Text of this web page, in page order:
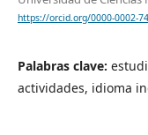
https://orcid.org/0000-0002-
Palabras clave:
actividades, idioma